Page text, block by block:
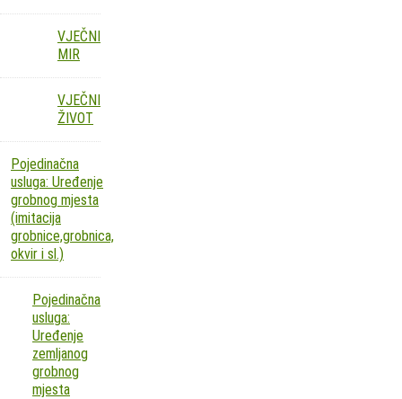
VJEČNI
MIR
VJEČNI
ŽIVOT
Pojedinačna
usluga: Uređenje
grobnog mjesta
(imitacija
grobnice,grobnica,
okvir i sl.)
Pojedinačna
usluga:
Uređenje
zemljanog
grobnog
mjesta